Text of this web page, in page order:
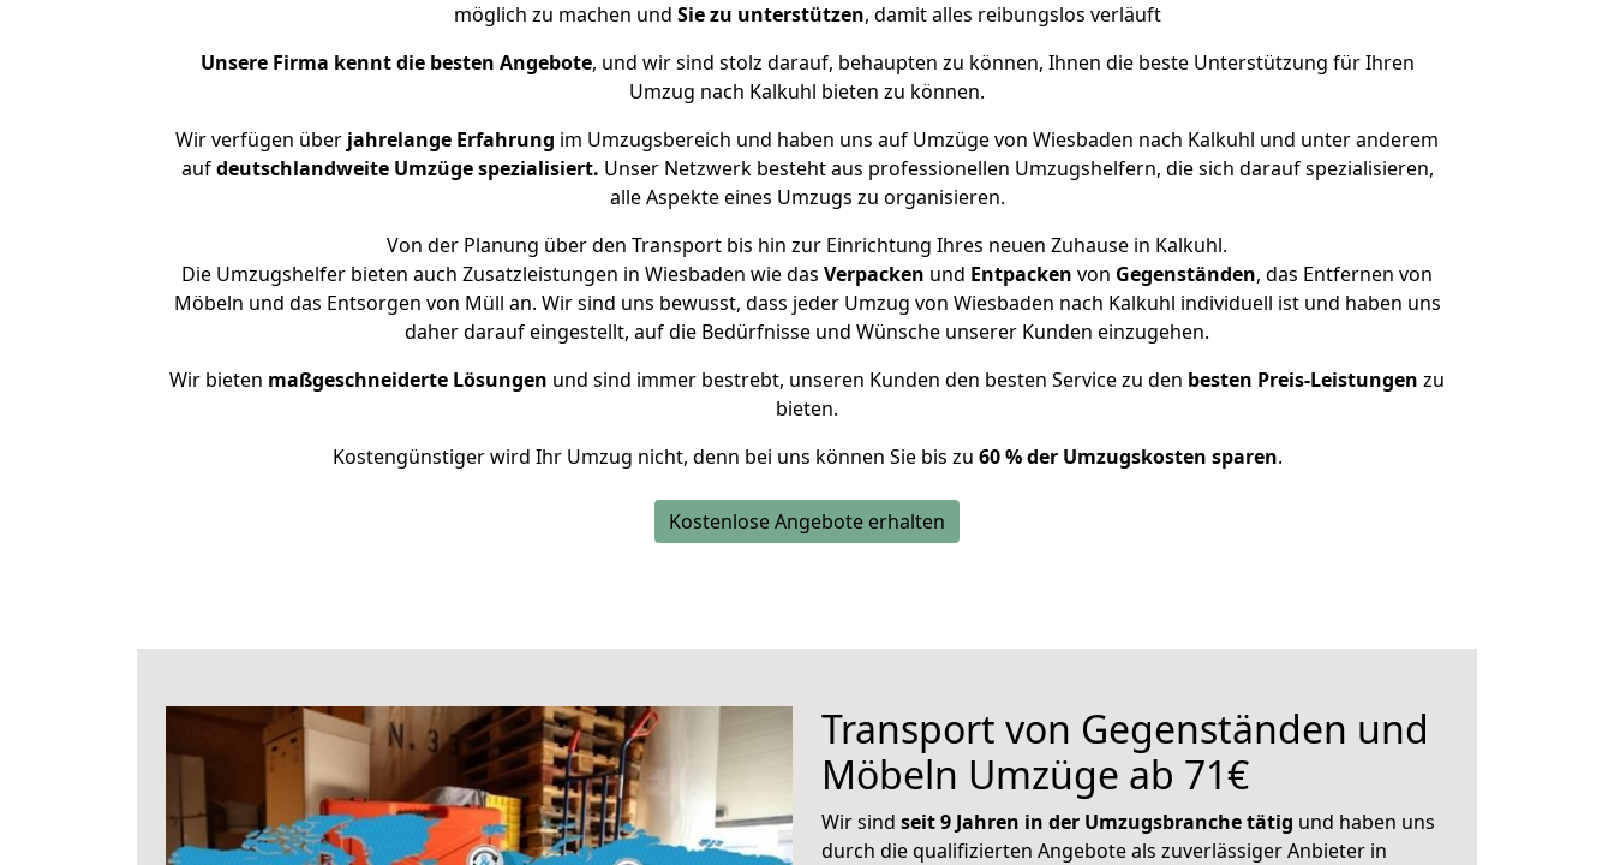
möglich zu machen und Sie zu unterstützen, damit alles reibungslos verläuft
Unsere Firma kennt die besten Angebote, und wir sind stolz darauf, behaupten zu können, Ihnen die beste Unterstützung für Ihren
Umzug nach Kalkuhl bieten zu können.
Wir verfügen über jahrelange Erfahrung im Umzugsbereich und haben uns auf Umzüge von Wiesbaden nach Kalkuhl und unter anderem
aufdeutschlandweite Umzüge spezialisiert. Unser Netzwerk besteht aus professionellen Umzugshelfern, die sich darauf spezialisieren,
alle Aspekte eines Umzugs zu organisieren.
Von der Planung über den Transport bis hin zur Einrichtung Ihres neuen Zuhause in Kalkuhl.
Die Umzugshelfer bieten auch Zusatzleistungen in Wiesbaden wie das Verpacken und Entpacken von Gegenständen, das Entfernen von
Möbeln und das Entsorgen von Müll an. Wir sind uns bewusst, dass jeder Umzug von Wiesbaden nach Kalkuhl individuell ist und haben uns
daher darauf eingestellt, auf die Bedürfnisse und Wünsche unserer Kunden einzugehen.
Wir bieten maßgeschneiderte Lösungen und sind immer bestrebt, unseren Kunden den besten Service zu den besten Preis-Leistungen zu
bieten.
Kostengünstiger wird Ihr Umzug nicht, denn bei uns können Sie bis zu 60 % der Umzugskosten sparen.
Kostenlose Angebote erhalten
Transport von Gegenständen und
Möbeln Umzüge ab 71€
Wir sind seit 9 Jahren in der Umzugsbranche tätig und haben uns
durch die qualifizierten Angebote als zuverlässiger Anbieter in